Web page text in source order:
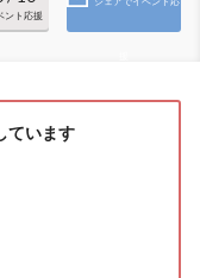
ント応援
ています